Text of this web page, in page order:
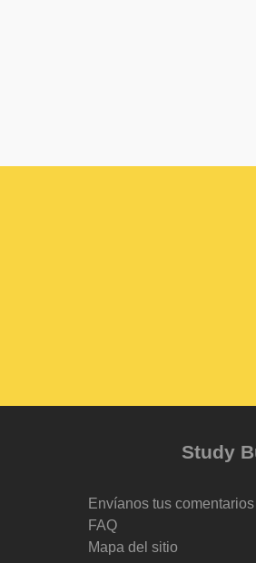
Study
Envíanos tus comentarios
FAQ
Mapa del sitio